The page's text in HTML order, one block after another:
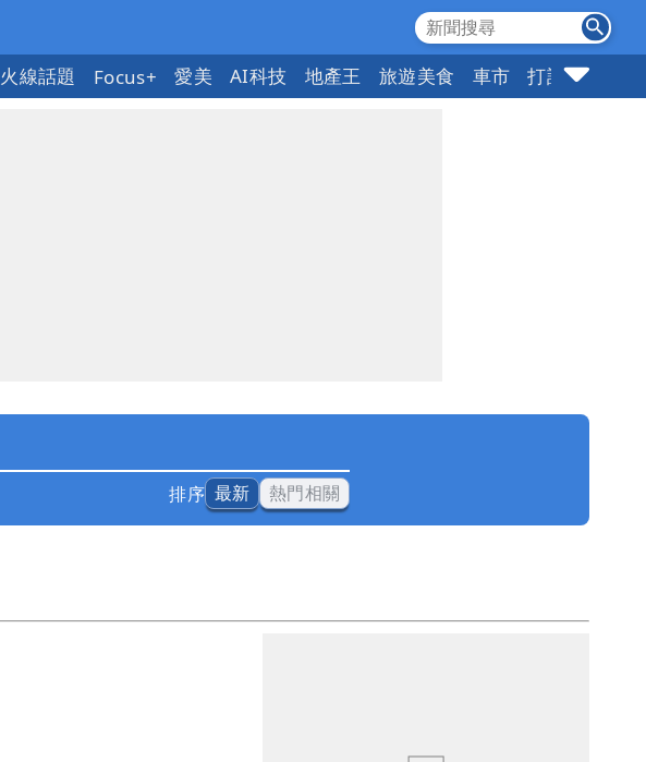
火線話題 Focus+ 愛美 AI科技 地產王 旅遊美食 車市 打詐 指標企
排序 最新 熱門相關